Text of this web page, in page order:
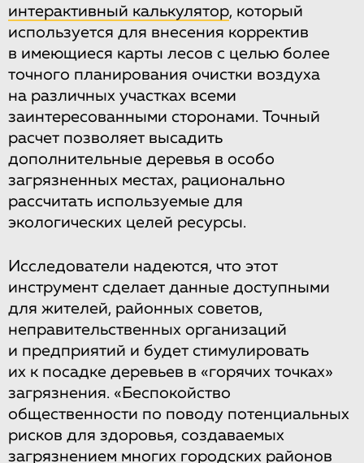
интерактивный калькулятор, который
используется для внесения корректив
в имеющиеся карты лесов с целью более
точного планирования очистки воздуха
на различных участках всеми
заинтересованными сторонами. Точный
расчет позволяет высадить
дополнительные деревья в особо
загрязненных местах, рационально
рассчитать используемые для
экологических целей ресурсы.
Исследователи надеются, что этот
инструмент сделает данные доступными
для жителей, районных советов,
неправительственных организаций
и предприятий и будет стимулировать
их к посадке деревьев в «горячих точках»
загрязнения. «Беспокойство
общественности по поводу потенциальных
рисков для здоровья, создаваемых
загрязнением многих городских районов